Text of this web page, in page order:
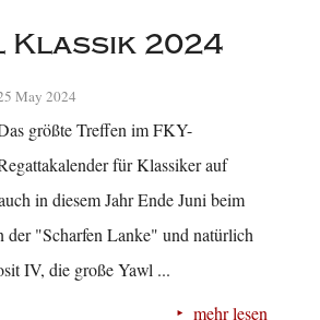
Klassik 2024
May 2024
größte Treffen im FKY-
für Klassiker auf
in diesem Jahr Ende Juni beim
"Scharfen Lanke" und natürlich
IV, die große Yawl ...
mehr lesen